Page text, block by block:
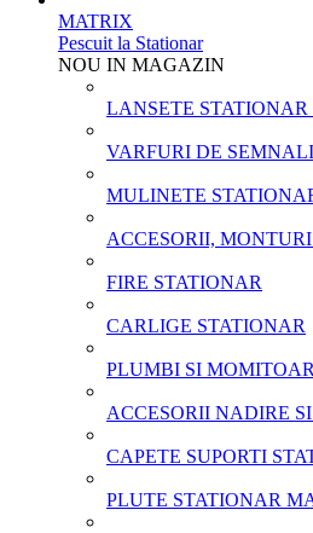
MATRIX
Pescuit la Stationar
NOU IN MAGAZIN
LANSETE
VARFURI DE
MULINETE
ACCESORII,
FIRE STATIONAR
CARLIGE STATIONAR
PLUMBI SI
ACCESORII NADIRE
CAPETE SUPORTI
PLUTE STATIONAR